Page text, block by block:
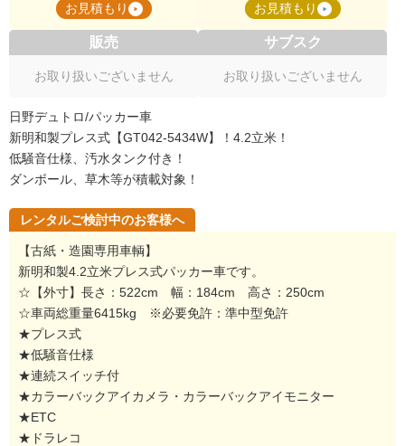
お見積もり お見積もり
販売
お取り扱いございません
サブスク
お取り扱いございません
日野デュトロ/パッカー車
新明和製プレス式【GT042-5434W】！4.2立米！
低騒音仕様、汚水タンク付き！
ダンボール、草木等が積載対象！
レンタルご検討中のお客様へ
【古紙・造園専用車輌】
新明和製4.2立米プレス式パッカー車です。
☆【外寸】長さ：522cm 幅：184cm 高さ：250cm
☆車両総重量6415kg ※必要免許：準中型免許
★プレス式
★低騒音仕様
★連続スイッチ付
★カラーバックアイカメラ・カラーバックアイモニター
★ETC
★ドラレコ